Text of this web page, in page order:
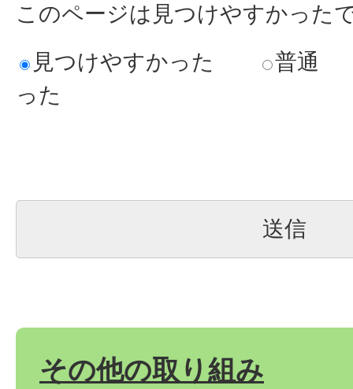
このページは見つけやすかった
見つけやすかった
普通
った
その他の取り組み